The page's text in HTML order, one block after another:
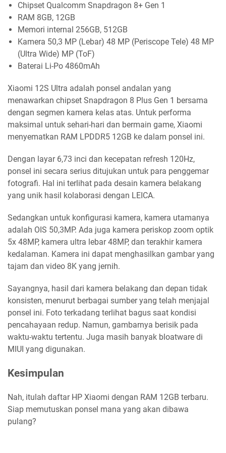
Chipset Qualcomm Snapdragon 8+ Gen 1
RAM 8GB, 12GB
Memori internal 256GB, 512GB
Kamera 50,3 MP (Lebar) 48 MP (Periscope Tele) 48 MP
(Ultra Wide) MP (ToF)
Baterai Li-Po 4860mAh
Xiaomi 12S Ultra adalah ponsel andalan yang
menawarkan chipset Snapdragon 8 Plus Gen 1 bersama
dengan segmen kamera kelas atas. Untuk performa
maksimal untuk sehari-hari dan bermain game, Xiaomi
menyematkan RAM LPDDR5 12GB ke dalam ponsel ini.
Dengan layar 6,73 inci dan kecepatan refresh 120Hz,
ponsel ini secara serius ditujukan untuk para penggemar
fotografi. Hal ini terlihat pada desain kamera belakang
yang unik hasil kolaborasi dengan LEICA.
Sedangkan untuk konfigurasi kamera, kamera utamanya
adalah OIS 50,3MP. Ada juga kamera periskop zoom optik
5x 48MP, kamera ultra lebar 48MP, dan terakhir kamera
kedalaman. Kamera ini dapat menghasilkan gambar yang
tajam dan video 8K yang jernih.
Sayangnya, hasil dari kamera belakang dan depan tidak
konsisten, menurut berbagai sumber yang telah menjajal
ponsel ini. Foto terkadang terlihat bagus saat kondisi
pencahayaan redup. Namun, gambarnya berisik pada
waktu-waktu tertentu. Juga masih banyak bloatware di
MIUI yang digunakan.
Kesimpulan
Nah, itulah daftar HP Xiaomi dengan RAM 12GB terbaru.
Siap memutuskan ponsel mana yang akan dibawa
pulang?